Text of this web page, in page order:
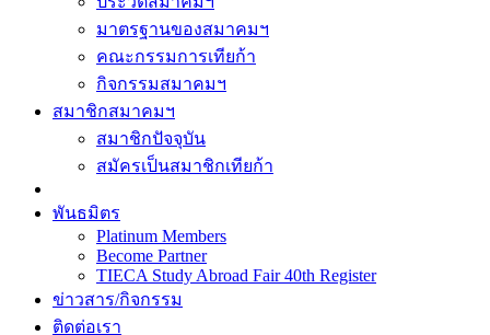
มาตรฐานของสมาคมฯ
คณะกรรมการเทียก้า
กิจกรรมสมาคมฯ
สมาชิกสมาคมฯ
สมาชิกปัจจุบัน
สมัครเป็นสมาชิกเทียก้า
พันธมิตร
Platinum Members
Become Partner
TIECA Study Abroad Fair 40th Register
ข่าวสาร/กิจกรรม
ติดต่อเรา